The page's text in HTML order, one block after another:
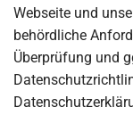
Webseite und
behördliche
Überprüfung und